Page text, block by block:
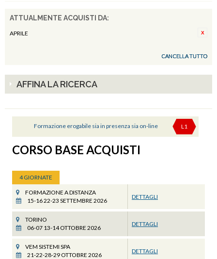
ATTUALMENTE ACQUISTI DA:
APRILE
CANCELLA TUTTO
AFFINA LA RICERCA
Formazione erogabile sia in presenza sia on-line L1
CORSO BASE ACQUISTI
4 GIORNATE
FORMAZIONE A DISTANZA
15-16 22-23 SETTEMBRE 2026
DETTAGLI
TORINO
06-07 13-14 OTTOBRE 2026
DETTAGLI
VEM SISTEMI SPA
21-22-28-29 OTTOBRE 2026
DETTAGLI